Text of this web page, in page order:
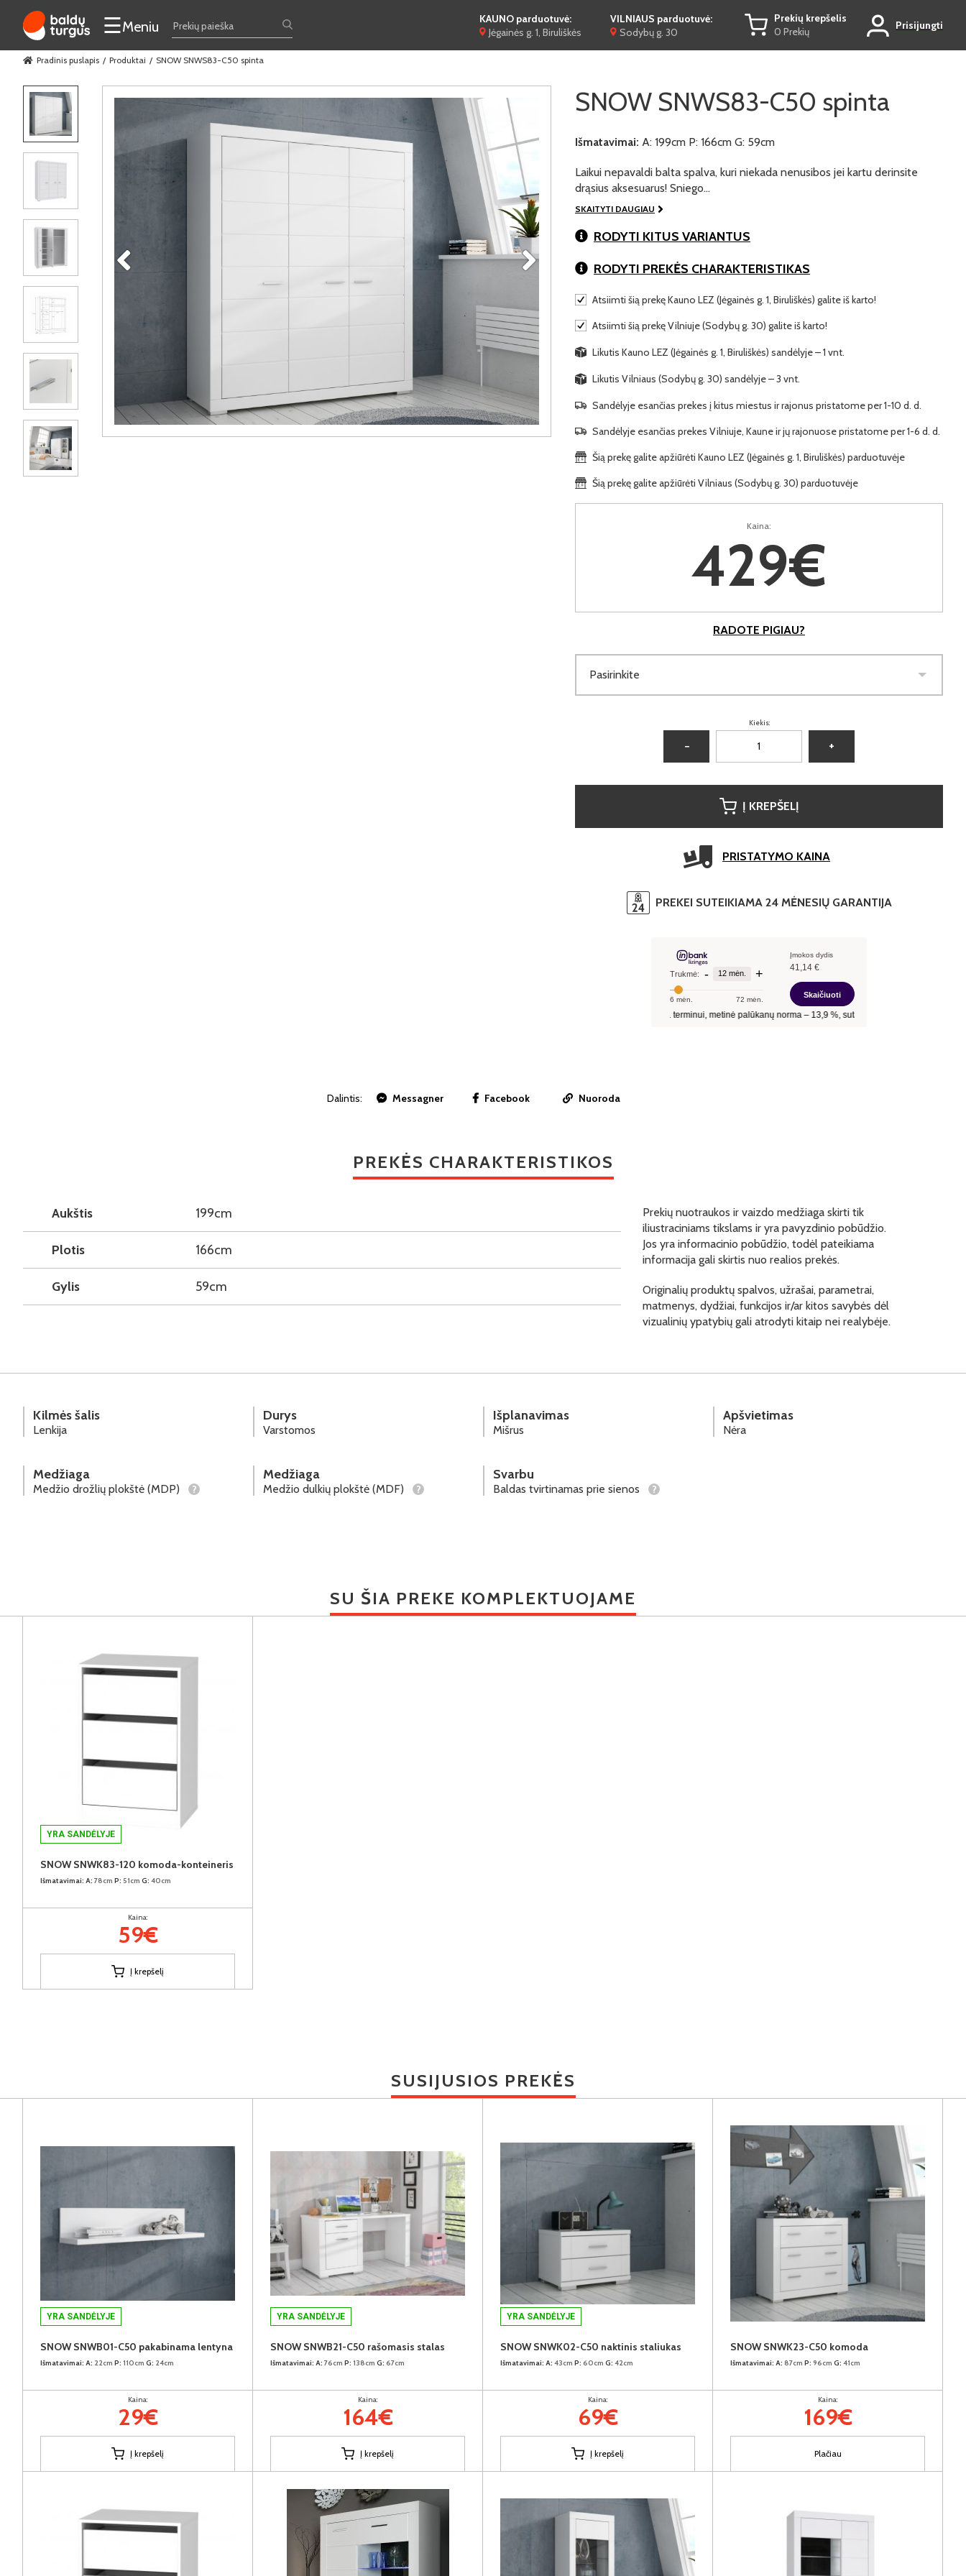
☰Meniu
KAUNO parduotuvė:
Jėgainės g. 1, Biruliškės
VILNIAUS parduotuvė:
Sodybų g. 30
Prekių krepšelis
0 Prekių
Prisijungti
Pradinis puslapis Produktai SNOW SNWS83-C50 spinta
SNOW SNWS83-C50 spinta
Išmatavimai: A: 199cm P: 166cm G: 59cm
Laikui nepavaldi balta spalva, kuri niekada nenusibos jei kartu derinsite
drąsius aksesuarus! Sniego…
SKAITYTI DAUGIAU
RODYTI KITUS VARIANTUS
RODYTI PREKĖS CHARAKTERISTIKAS
Atsiimti šią prekę Kauno LEZ (Jėgainės g. 1, Biruliškės) galite iš karto!
Atsiimti šią prekę Vilniuje (Sodybų g. 30) galite iš karto!
Likutis Kauno LEZ (Jėgainės g. 1, Biruliškės) sandėlyje – 1 vnt.
Likutis Vilniaus (Sodybų g. 30) sandėlyje – 3 vnt.
Sandėlyje esančias prekes į kitus miestus ir rajonus pristatome per 1-10 d. d.
Sandėlyje esančias prekes Vilniuje, Kaune ir jų rajonuose pristatome per 1-6 d. d.
Šią prekę galite apžiūrėti Kauno LEZ (Jėgainės g. 1, Biruliškės) parduotuvėje
Šią prekę galite apžiūrėti Vilniaus (Sodybų g. 30) parduotuvėje
Kaina:
429€
RADOTE PIGIAU?
Pasirinkite
Kiekis:
− +
Į KREPŠELĮ
PRISTATYMO KAINA
PREKEI SUTEIKIAMA 24 MĖNESIŲ GARANTIJA
Dalintis: Messagner Facebook Nuoroda
PREKĖS CHARAKTERISTIKOS
Aukštis 199cm
Plotis 166cm
Gylis 59cm
Prekių nuotraukos ir vaizdo medžiaga skirti tik
iliustraciniams tikslams ir yra pavyzdinio pobūdžio.
Jos yra informacinio pobūdžio, todėl pateikiama
informacija gali skirtis nuo realios prekės.
Originalių produktų spalvos, užrašai, parametrai,
matmenys, dydžiai, funkcijos ir/ar kitos savybės dėl
vizualinių ypatybių gali atrodyti kitaip nei realybėje.
Kilmės šalis
Lenkija
Durys
Varstomos
Išplanavimas
Mišrus
Apšvietimas
Nėra
Medžiaga
Medžio drožlių plokštė (MDP) ?
Medžiaga
Medžio dulkių plokštė (MDF) ?
Svarbu
Baldas tvirtinamas prie sienos ?
SU ŠIA PREKE KOMPLEKTUOJAME
YRA SANDĖLYJE
SNOW SNWK83-120 komoda-konteineris
Išmatavimai: A: 78cm P: 51cm G: 40cm
Kaina:
59€
Į krepšelį
SUSIJUSIOS PREKĖS
YRA SANDĖLYJE
SNOW SNWB01-C50 pakabinama lentyna
Išmatavimai: A: 22cm P: 110cm G: 24cm
Kaina:
29€
Į krepšelį
YRA SANDĖLYJE
SNOW SNWB21-C50 rašomasis stalas
Išmatavimai: A: 76cm P: 138cm G: 67cm
Kaina:
164€
Į krepšelį
YRA SANDĖLYJE
SNOW SNWK02-C50 naktinis staliukas
Išmatavimai: A: 43cm P: 60cm G: 42cm
Kaina:
69€
Į krepšelį
SNOW SNWK23-C50 komoda
Išmatavimai: A: 87cm P: 96cm G: 41cm
Kaina:
169€
Plačiau